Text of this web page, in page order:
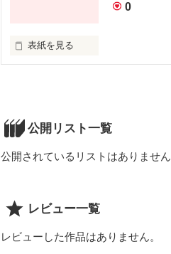
0
表紙を見る
将来に不安を抱く､全ての方々に
公開リスト一覧
公開されているリストはありません
レビュー一覧
レビューした作品はありません。